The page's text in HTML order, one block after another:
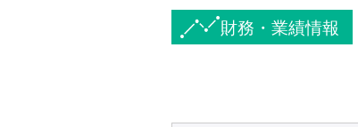
財務・業績情報